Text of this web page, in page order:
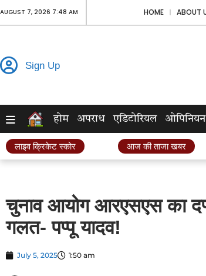
AUGUST 7, 2026 7:48 AM HOME ABOUT
Sign Up
होम अपराध एडिटोरियल ओपिनियन
लाइव क्रिकेट स्कोर आज की ताजा खबर
चुनाव आयोग आरएसएस का
गलत- पप्पू यादव!
July 5, 2025 1:50 am